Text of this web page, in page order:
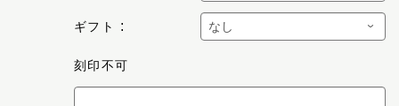
ギフト
刻印不可